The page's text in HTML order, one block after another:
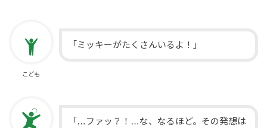
こども
「ミッキーがたくさんいるよ！」
「…ファッ？！…な、なるほど。その発想は